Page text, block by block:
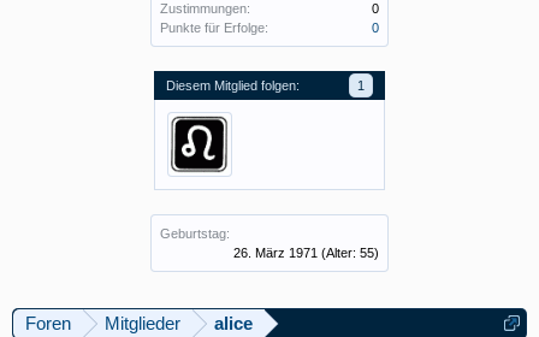
Zustimmungen:
0
Punkte für Erfolge:
0
Diesem Mitglied folgen: 1
Geburtstag:
26. März 1971 (Alter: 55)
Foren Mitglieder alice